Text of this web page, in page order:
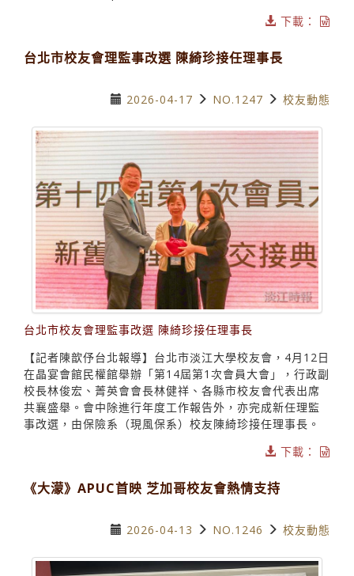
下載：
台北市校友會理監事改選 陳綺珍接任理事長
2026-04-17 NO.1247 校友動態
台北市校友會理監事改選 陳綺珍接任理事長
【記者陳歆伃台北報導】台北市淡江大學校友會，4月12日
在晶宴會館民權館舉辦「第14屆第1次會員大會」，行政副
校長林俊宏、菁英會會長林健祥、各縣市校友會代表出席
共襄盛舉。會中除進行年度工作報告外，亦完成新任理監
事改選，由保險系（現風保系）校友陳綺珍接任理事長。
下載：
《大濛》APUC首映 芝加哥校友會熱情支持
2026-04-13 NO.1246 校友動態